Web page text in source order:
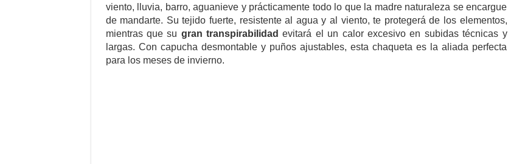
viento, lluvia, barro, aguanieve y prácticamente todo lo que la madre naturaleza se encargue
de mandarte. Su tejido fuerte, resistente al agua y al viento, te protegerá de los elementos,
mientras que su gran transpirabilidad evitará el un calor excesivo en subidas técnicas y
largas. Con capucha desmontable y puños ajustables, esta chaqueta es la aliada perfecta
para los meses de invierno.